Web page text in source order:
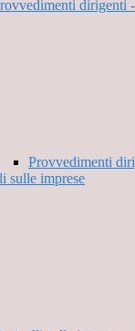
dirigenti
Provvedimenti
sulle imprese